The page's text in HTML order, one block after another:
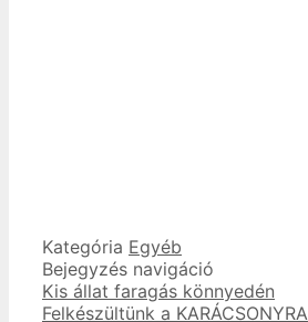
Kategória Egyéb
Bejegyzés navigáció
Kis állat faragás könnyedén
Felkészültünk a KARÁCSONYRA